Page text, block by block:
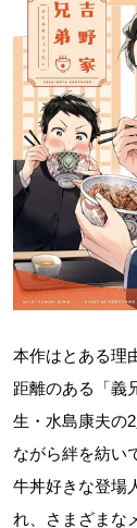
本作はとある理
距離のある「義
生・水島康夫の
ながら絆を紡い
牛丼好きな登場
れ、さまざまな